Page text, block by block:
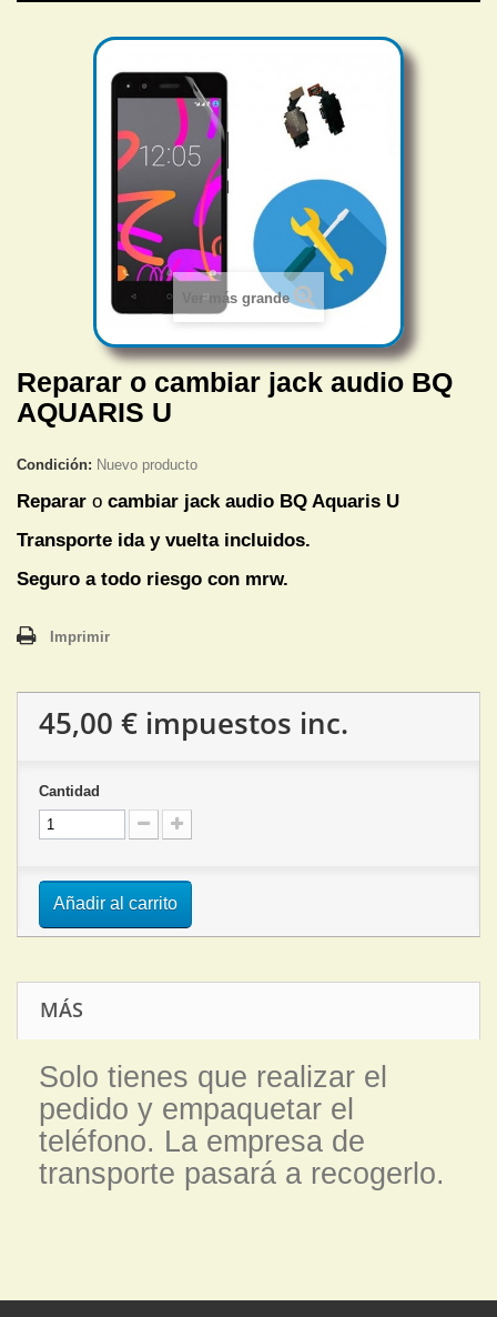
Ver más grande
Reparar o cambiar jack audio BQ
AQUARIS U
Condición: Nuevo producto
Reparar o cambiar jack audio BQ Aquaris U
Transporte ida y vuelta incluidos.
Seguro a todo riesgo con mrw.
Imprimir
45,00 € impuestos inc.
Cantidad
Añadir al carrito
MÁS
Solo tienes que realizar el
pedido y empaquetar el
teléfono. La empresa de
transporte pasará a recogerlo.